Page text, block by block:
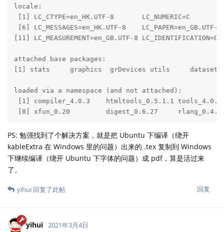
locale:
[1] LC_CTYPE=en_HK.UTF-8       LC_NUMERIC=C
[6] LC_MESSAGES=en_HK.UTF-8
[11] LC_MEASUREMENT=en_GB.UTF-8
attached base packages:
[1] stats     graphics  grDevices utils
loaded via a namespace (and not attached):
[1] compiler_4.0.3    htmltools_0.5.1.1
[8] xfun_0.20         digest_0.6.27
PS: 勉强找到了个解决方案，就是把 Ubuntu 下编译（绕开
kableExtra 在 Windows 里的问题）出来的 .tex 复制到 Windows
下继续编译（绕开 Ubuntu 下字体的问题）成 pdf，算是活过来
了。
回复
yihui 回复了此帖
yihui 2021年3月4日